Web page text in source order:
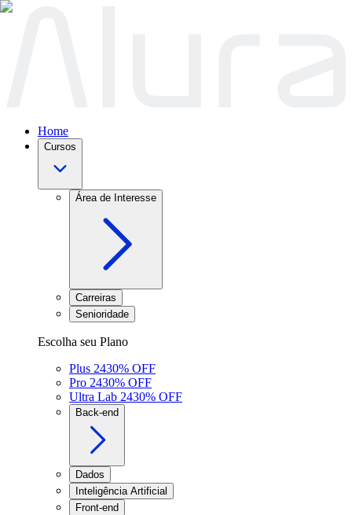
Home
Cursos
Área de Interesse
Carreiras
Senioridade
Escolha seu Plano
Plus 2430% OFF
Pro 2430% OFF
Ultra Lab 2430% OFF
Back-end
Dados
Inteligência Artificial
Front-end